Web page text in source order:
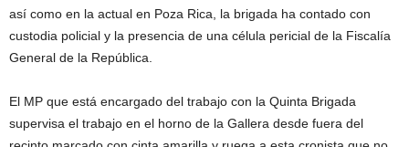
así como en la actual en Poza Rica, la brigada ha contado con
custodia policial y la presencia de una célula pericial de la Fiscalía
General de la República.
El MP que está encargado del trabajo con la Quinta Brigada
supervisa el trabajo en el horno de la Gallera desde fuera del